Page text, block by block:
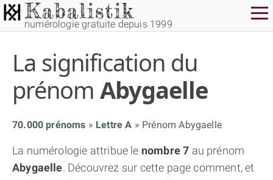
numérologie gratuite depuis 1999
La signification du
prénom Abygaelle
70.000 prénoms Lettre A Prénom Abygaelle
La numérologie attribue le nombre 7 au prénom
Abygaelle. Découvrez sur cette page comment, et
THÈME GRATUIT
THÈME NUMÉROLOGIQUE APPROFONDI